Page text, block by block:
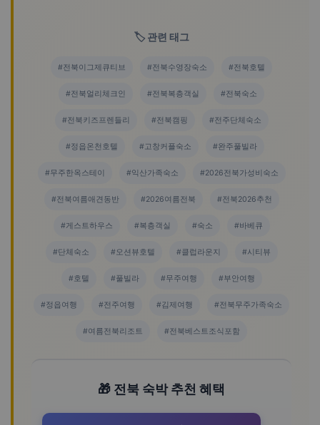
🏷️ 관련 태그
#전북이그제큐티브 #전북수영장숙소 #전북호텔
#전북얼리체크인 #전북복층객실 #전북숙소
#전북키즈프렌들리 #전북캠핑 #전주단체숙소
#정읍온천호텔 #고창커플숙소 #완주풀빌라
#무주한옥스테이 #익산가족숙소 #2026전북가성비숙소
#전북여름애견동반 #2026여름전북 #전북2026추천
#게스트하우스 #복층객실 #숙소 #바베큐
#단체숙소 #오션뷰호텔 #클럽라운지 #시티뷰
#호텔 #풀빌라 #무주여행 #부안여행
#정읍여행 #전주여행 #김제여행 #전북무주가족숙소
#여름전북리조트 #전북베스트조식포함
🎁 전북 숙박 추천 혜택